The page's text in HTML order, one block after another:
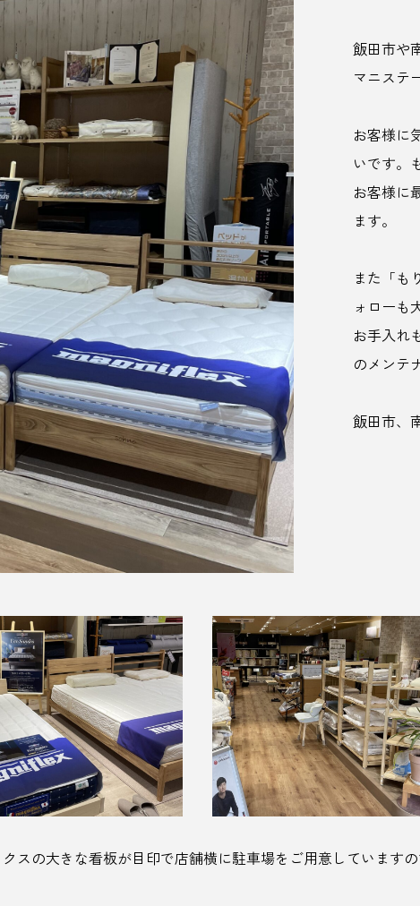
飯田市や
マニステ
お客様に
いです。
お客様に
ます。
また「も
ォローも
お手入れ
のメンテ
飯田市、
スの大きな看板が目印で店舗横に駐車場をご用意していますの